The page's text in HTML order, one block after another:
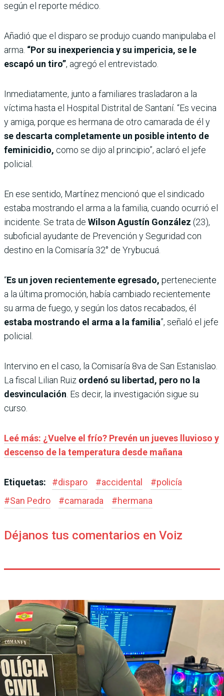
según el reporte médico.
Añadió que el disparo se produjo cuando manipulaba el
arma. “Por su inexperiencia y su impericia, se le
escapó un tiro”, agregó el entrevistado.
Inmediatamente, junto a familiares trasladaron a la
víctima hasta el Hospital Distrital de Santaní. “Es vecina
y amiga, porque es hermana de otro camarada de él y
se descarta completamente un posible intento de
feminicidio, como se dijo al principio”, aclaró el jefe
policial.
En ese sentido, Martínez mencionó que el sindicado
estaba mostrando el arma a la familia, cuando ocurrió el
incidente. Se trata de Wilson Agustín González (23),
suboficial ayudante de Prevención y Seguridad con
destino en la Comisaría 32° de Yrybucuá.
“Es un joven recientemente egresado, perteneciente
a la última promoción, había cambiado recientemente
su arma de fuego, y según los datos recabados, él
estaba mostrando el arma a la familia”, señaló el jefe
policial.
Intervino en el caso, la Comisaría 8va de San Estanislao.
La fiscal Lilian Ruiz ordenó su libertad, pero no la
desvinculación . Es decir, la investigación sigue su
curso.
Leé más: ¿Vuelve el frío? Prevén un jueves lluvioso y
descenso de la temperatura desde mañana
Etiquetas: #disparo #accidental #policía
#San Pedro #camarada #hermana
Déjanos tus comentarios en Voiz